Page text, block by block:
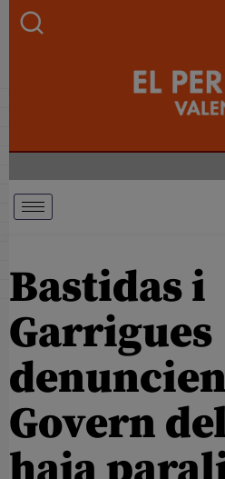
Bastidas i
Garrigues
Govern